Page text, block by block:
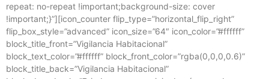
repeat: no-repeat !important;background-size: cover
!important;}”][icon_counter flip_type=”horizontal_flip_right”
flip_box_style=”advanced” icon_size=”64″ icon_color=”#ffffff”
block_title_front=”Vigilancia Habitacional”
block_text_color=”#ffffff” block_front_color=”rgba(0,0,0,0.6)”
block_title_back=”Vigilancia Habitacional”